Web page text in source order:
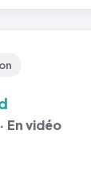
En vidéo